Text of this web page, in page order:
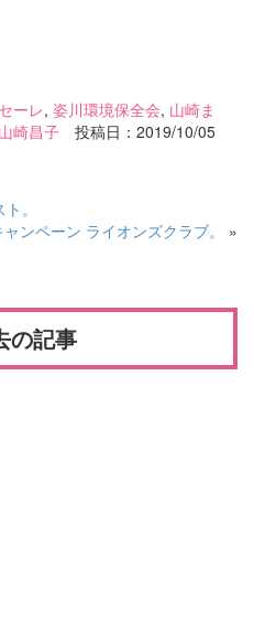
ーレ, 姿川環境保全会, 山崎ま
山崎昌子 投稿日：2019/10/05
。
ンペーン ライオンズクラブ。
»
の記事